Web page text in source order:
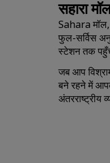
सहारा
Sahara
फुल-सर्विस
स्टेशन तक पहुँच
जब आप
बने रहने में